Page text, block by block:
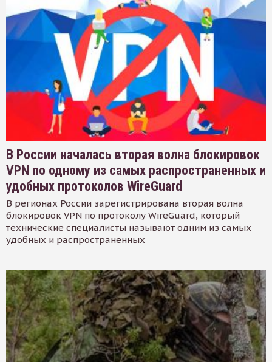
В России началась вторая волна блокировок
VPN по одному из самых распространенных и
удобных протоколов WireGuard
В регионах России зарегистрирована вторая волна
блокировок VPN по протоколу WireGuard, который
технические специалисты называют одним из самых
удобных и распространенных